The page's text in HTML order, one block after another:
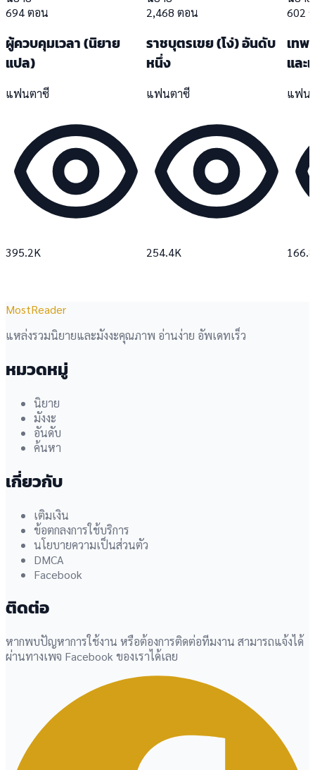
694 ตอน
ผู้ควบคุมเวลา (นิยาย
แปล)
แฟนตาซี
395.2K
2,468 ตอน
ราชบุตรเขย (โง่) อันดับ
หนึ่ง
แฟนตาซี
254.4K
602
เทพ
และ
แฟน
MostReader
แหล่งรวมนิยายและมังงะคุณภาพ อ่านง่าย อัพเดทเร็ว
หมวดหมู่
นิยาย
มังงะ
อันดับ
ค้นหา
เกี่ยวกับ
เติมเงิน
ข้อตกลงการใช้บริการ
นโยบายความเป็นส่วนตัว
DMCA
Facebook
ติดต่อ
หากพบปัญหาการใช้งาน หรือต้องการติดต่อทีมงาน สามารถแจ้งได้
ผ่านทางเพจ Facebook ของเราได้เลย